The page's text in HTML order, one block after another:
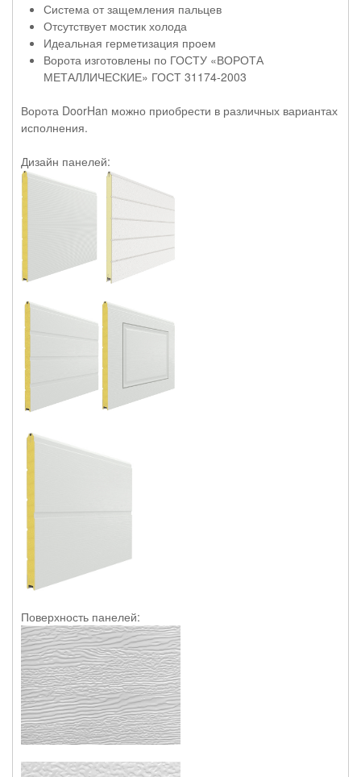
Система от защемления пальцев
Отсутствует мостик холода
Идеальная герметизация проем
Ворота изготовлены по ГОСТУ «ВОРОТА
МЕТАЛЛИЧЕСКИЕ» ГОСТ 31174-2003
Ворота DoorHan можно приобрести в различных вариантах
исполнения.
Дизайн панелей:
Поверхность панелей: